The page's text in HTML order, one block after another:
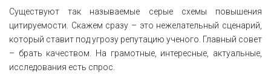
Существуют так называемые серые схемы повышения
цитируемости. Скажем сразу – это нежелательный сценарий,
который ставит под угрозу репутацию ученого. Главный совет
– брать качеством. На грамотные, интересные, актуальные,
исследования есть спрос.